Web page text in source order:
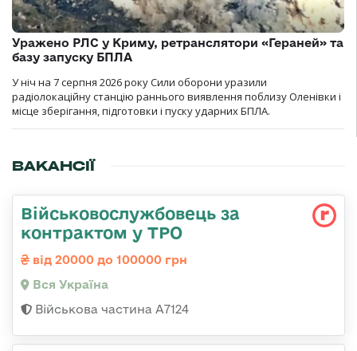
Уражено РЛС у Криму, ретранслятори «Гераней» та
базу запуску БПЛА
У ніч на 7 серпня 2026 року Сили оборони уразили
радіолокаційну станцію раннього виявлення поблизу Оленівки і
місце зберігання, підготовки і пуску ударних БПЛА.
ВАКАНСІЇ
Військовослужбовець за
контрактом у ТРО
від 20000 до 100000 грн
Вся Україна
Військова частина А7124